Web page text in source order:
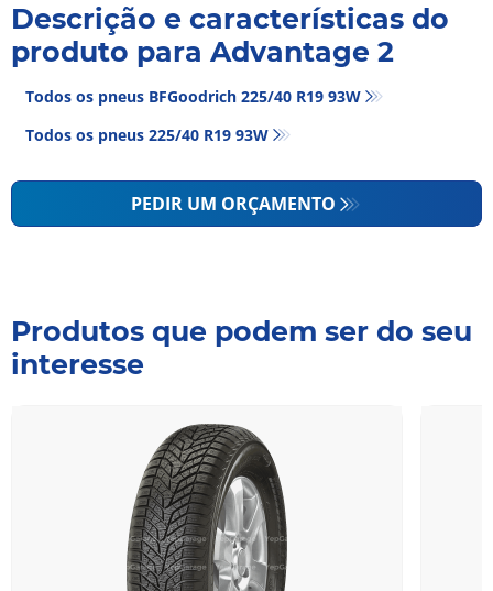
Descrição e características do
produto para Advantage 2
Todos os pneus BFGoodrich 225/40 R19 93W
Todos os pneus‎ 225/40 R19 93W
PEDIR UM ORÇAMENTO
Produtos que podem ser do seu
interesse